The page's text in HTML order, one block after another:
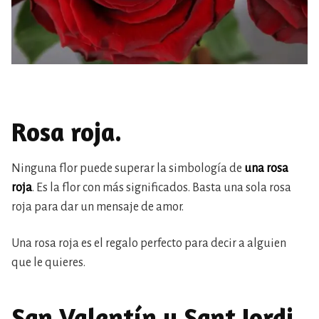
Rosa roja.
Ninguna flor puede superar la simbología de una rosa
roja. Es la flor con más significados. Basta una sola rosa
roja para dar un mensaje de amor.
Una rosa roja es el regalo perfecto para decir a alguien
que le quieres.